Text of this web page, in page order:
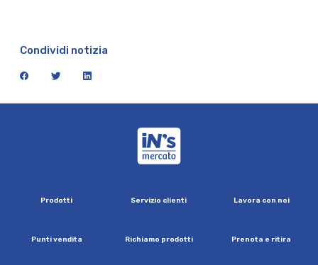
Condividi notizia
facebook twitter linkedin
Prodotti Servizio clienti Lavora con noi
Puntivendita Richiamo prodotti Prenota e ritira